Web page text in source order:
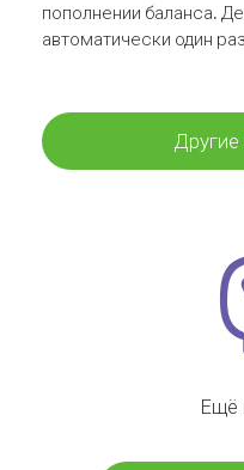
пополнении баланса.
автоматически один
Ещё